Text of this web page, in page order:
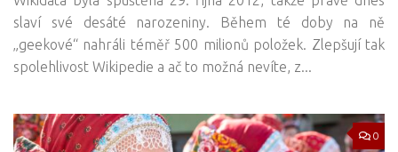
slaví své desáté narozeniny. Během té doby na ně
„geekové“ nahráli téměř 500 milionů položek. Zlepšují tak
spolehlivost Wikipedie a ač to možná nevíte, z...
0